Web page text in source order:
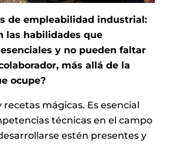
de empleabilidad industrial:
las habilidades que
y no pueden faltar
más allá de la
ocupe?
recetas mágicas. Es esencial
técnicas en el campo
estén presentes y